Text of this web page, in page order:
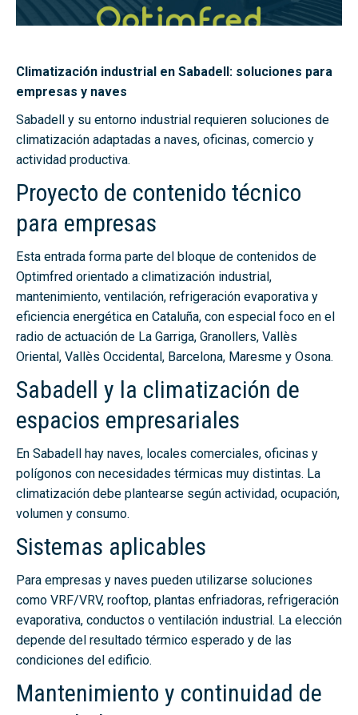
Climatización industrial en Sabadell: soluciones para
empresas y naves
Sabadell y su entorno industrial requieren soluciones de
climatización adaptadas a naves, oficinas, comercio y
actividad productiva.
Proyecto de contenido técnico
para empresas
Esta entrada forma parte del bloque de contenidos de
Optimfred orientado a climatización industrial,
mantenimiento, ventilación, refrigeración evaporativa y
eficiencia energética en Cataluña, con especial foco en el
radio de actuación de La Garriga, Granollers, Vallès
Oriental, Vallès Occidental, Barcelona, Maresme y Osona.
Sabadell y la climatización de
espacios empresariales
En Sabadell hay naves, locales comerciales, oficinas y
polígonos con necesidades térmicas muy distintas. La
climatización debe plantearse según actividad, ocupación,
volumen y consumo.
Sistemas aplicables
Para empresas y naves pueden utilizarse soluciones
como VRF/VRV, rooftop, plantas enfriadoras, refrigeración
evaporativa, conductos o ventilación industrial. La elección
depende del resultado térmico esperado y de las
condiciones del edificio.
Mantenimiento y continuidad de